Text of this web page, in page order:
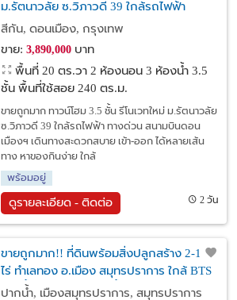
ม.รัตนาวลัย ซ.วิภาวดี 39 ใกล้รถไฟฟ้า
ทางด่วน สนามบินดอนเมืองฯ
สีกัน, ดอนเมือง, กรุงเทพ
ขาย: 3,890,000บาท
พื้นที่ 20 ตร.วา 2 ห้องนอน 3 ห้องน้ำ 3.5
ชั้น พื้นที่ใช้สอย 240 ตร.ม.
ขายถูกมาก ทาวน์โฮม 3.5 ชั้น รีโนเวทใหม่ ม.รัตนาวลัย
ซ.วิภาวดี 39 ใกล้รถไฟฟ้า ทางด่วน สนามบินดอน
เมืองฯ เดินทางสะดวกสบาย เข้า-ออก ได้หลายเส้น
ทาง หาของกินง่าย ใกล้
พร้อมอยู่
ดูรายละเอียด - ติดต่อ 2 วัน
ขายถูกมาก!! ที่ดินพร้อมสิ่งปลูกสร้าง 2-1-33
ไร่ ทำเลทอง อ.เมือง สมุทรปราการ ใกล้ BTS
ปากน้ำ ตลาดกลางปากน้ำ
ปากน้ำ, เมืองสมุทรปราการ, สมุทรปราการ